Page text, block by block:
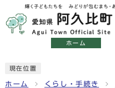
ホーム
現在位置
ホーム くらし・手続き